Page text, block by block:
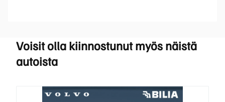
Voisit olla kiinnostunut myös näistä
autoista